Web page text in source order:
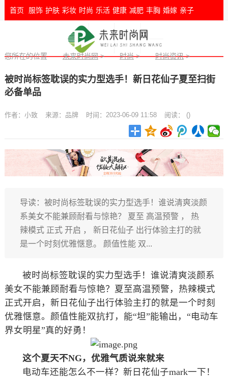
首页 服饰 护肤 彩妆 时尚 乐活 健康 减肥 丰胸 婚嫁 亲子
您所在的位置 未来时尚网> 时尚> 时尚资讯>
被时尚标签耽误的实力型选手！新日花仙子夏至扫街
必备单品
作者： 小致 来源： 品牌 时间：2023-06-09 11:58 阅读： ()
导读：被时尚标签耽误的实力型选手！谁说清爽淡颜
系美女不能兼顾耐看与惊艳？ 夏至 高温预警 ， 热
辣模式 正式 开启 ， 新日花仙子 出行体验主打的就
是一个时刻优雅惬意。 颜值性能 双...
被时尚标签耽误的实力型选手！谁说清爽淡颜系
美女不能兼顾耐看与惊艳？ 夏至高温预警 ， 热辣模式
正式开启 ， 新日花仙子出行体验主打的就是一个时刻
优雅惬意。 颜值性能双抗打 ，能“坦”能输出 ，“电动车
界女明星”真的好勇！
这个夏天不NG，优雅气质说来就来
电动车还能怎么不一样？新日花仙子mark一下！